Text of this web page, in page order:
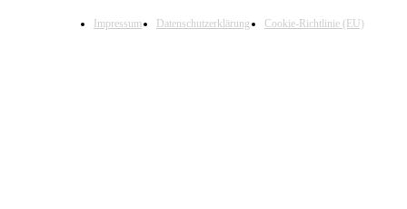
Impressum Datenschutzerklärung Cookie-Richtlinie (EU)